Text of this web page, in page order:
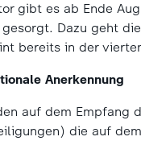
gibt es ab Ende
Dazu geht
bereits in der
Anerkennung
auf dem Empfang
die auf